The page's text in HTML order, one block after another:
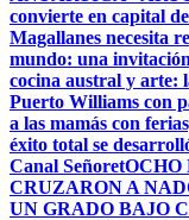
convierte en capital
Magallanes necesita
mundo: una
cocina austral y arte:
Puerto Williams con
a las mamás con
éxito total se
Canal SeñoretOCHO
CRUZARON A
UN GRADO BAJO